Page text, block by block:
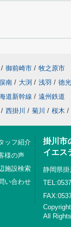
/ 御前崎市 / 牧之原市
南 / 大渕 / 浅羽 / 徳光
道新幹線 / 遠州鉄道
/ 西掛川 / 菊川 / 桜木 /
ッフ紹介
様の声
施設検索
い合わせ
掛川市
イエス
静岡県掛
All